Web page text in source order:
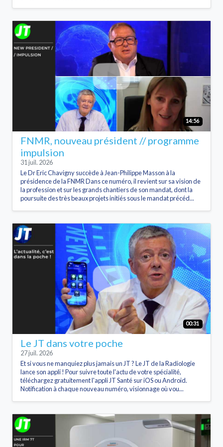
14:56
FNMR, nouveau président // programme
impulsion
31 juil. 2026
Le Dr Eric Chavigny succède à Jean-Philippe Masson à la
présidence de la FNMR Dans ce numéro, il revient sur sa vision de
la profession et sur les grands chantiers de son mandat, dont la
poursuite des très beaux projets initiés sous le mandat précéd...
00:31
Le JT dans votre poche
27 juil. 2026
Et si vous ne manquiez plus jamais un JT ? Le JT de la Radiologie
lance son appli ! Pour suivre toute l'actu de votre spécialité,
téléchargez gratuitement l'appli JT Santé sur iOS ou Android.
Notification à chaque nouveau numéro, visionnage où vou...